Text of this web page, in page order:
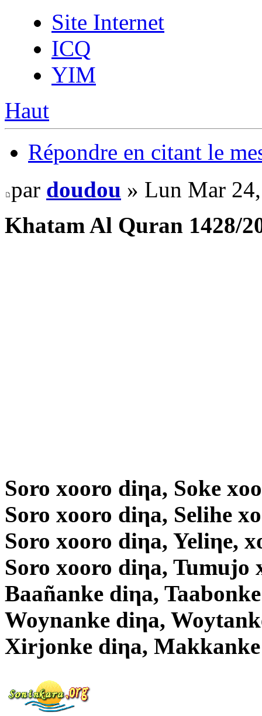
Site Internet
ICQ
YIM
Haut
Répondre en citant le
par doudou » Lun Mar
Khatam Al Quran 1428/
Soro xooro diηa, Soke
Soro xooro diηa, Selihe
Soro xooro diηa, Yeliηe,
Soro xooro diηa, Tumujo
Baañanke diηa,
Woynanke diηa,
Xirjonke diηa,